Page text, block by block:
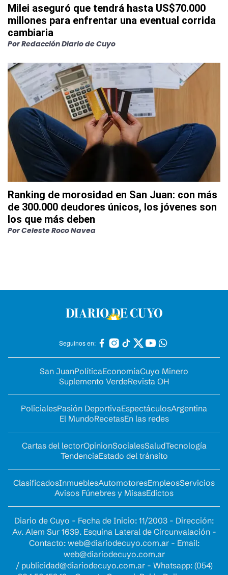
Milei aseguró que tendrá hasta US$70.000
millones para enfrentar una eventual corrida
cambiaria
PorRedacción Diario de Cuyo
Ranking de morosidad en San Juan: con más
de 300.000 deudores únicos, los jóvenes son
los que más deben
PorCeleste Roco Navea
Seguinos en:
San JuanPolíticaEconomíaCuyo Minero
Suplemento VerdeRevista OH
PolicialesPasión DeportivaEspectáculosArgentina
El MundoRecetasEn las redes
Cartas del lectorOpinionSocialesSaludTecnología
TendenciaEstado del tránsito
ClasificadosInmueblesAutomotoresEmpleosServicios
Avisos Fúnebres y MisasEdictos
Diario de Cuyo - Fecha de Inicio: 11/2003 - Dirección:
Av. Alem Sur 1639. Esquina Lateral de Circunvalación -
Contacto: web@diariodecuyo.com.ar- Email:
web@diariodecuyo.com.ar
/ publicidad@diariodecuyo.com.ar- Whatsapp: (054)